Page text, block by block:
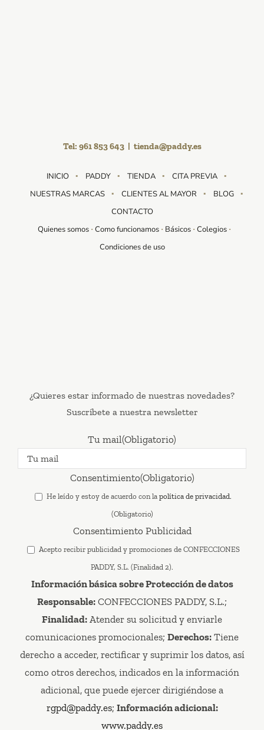
Tel: 961 853 643 tienda@paddy.es
INICIO PADDY TIENDA
CITA PREVIA
NUESTRAS MARCAS
CLIENTES AL MAYOR
BLOG
CONTACTO
Quienes somos Como funcionamos Básicos Colegios
Condiciones de uso
¿Quieres estar informado de nuestras novedades?
Suscríbete a nuestra newsletter
Tu mail(Obligatorio)
Consentimiento(Obligatorio)
He leído y estoy de acuerdo con la política de privacidad.
(Obligatorio)
Consentimiento Publicidad
Acepto recibir publicidad y promociones de CONFECCIONES
PADDY, S.L. (Finalidad 2).
Información básica sobre Protección de datos
Responsable: CONFECCIONES PADDY, S.L.;
Finalidad: Atender su solicitud y enviarle
comunicaciones promocionales; Derechos: Tiene
derecho a acceder, rectificar y suprimir los datos, así
como otros derechos, indicados en la información
adicional, que puede ejercer dirigiéndose a
rgpd@paddy.es; Información adicional:
www.paddy.es